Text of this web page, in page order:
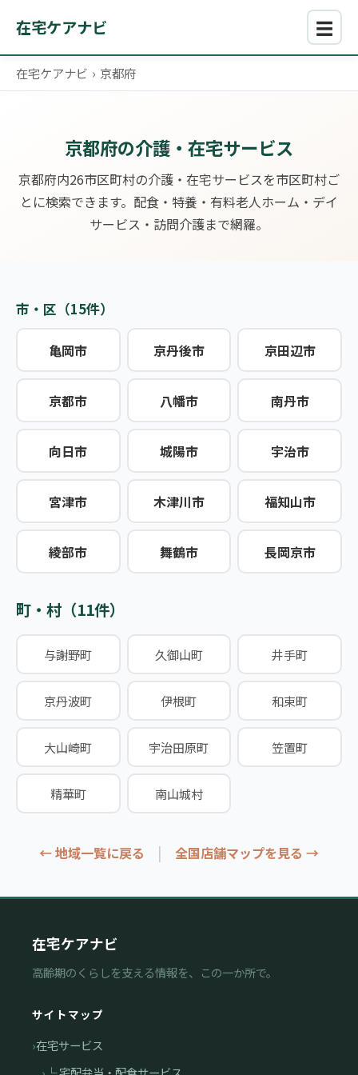
在宅ケアナビ ☰
在宅ケアナビ › 京都府
京都府の介護・在宅サービス
京都府内26市区町村の介護・在宅サービスを市区町村ご
とに検索できます。配食・特養・有料老人ホーム・デイ
サービス・訪問介護まで網羅。
市・区（15件）
亀岡市 京丹後市 京田辺市
京都市 八幡市 南丹市
向日市 城陽市 宇治市
宮津市 木津川市 福知山市
綾部市 舞鶴市 長岡京市
町・村（11件）
与謝野町 久御山町 井手町
京丹波町 伊根町 和束町
大山崎町 宇治田原町 笠置町
精華町 南山城村
← 地域一覧に戻る | 全国店舗マップを見る →
在宅ケアナビ
高齢期のくらしを支える情報を、この一か所で。
サイトマップ
在宅サービス